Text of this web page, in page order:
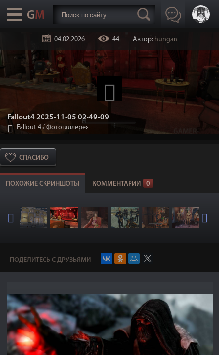
04.02.2026 44 Автор: hungan
Fallout4 2025-11-05 02-49-09
Fallout 4/ Фотогаллерея
СПАСИБО
ПОХОЖИЕ СКРИНШОТЫ КОММЕНТАРИИ 0
ПОДЕЛИТЕСЬ С ДРУЗЬЯМИ